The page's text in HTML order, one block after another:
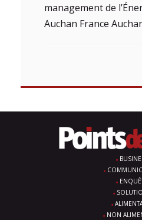
management de
Auchan France
NON